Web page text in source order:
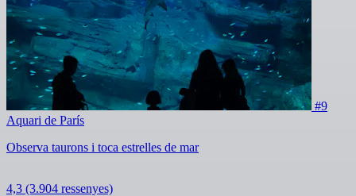
#9
Aquari de París
Observa taurons i toca estrelles de mar
4,3 (3.904 ressenyes)